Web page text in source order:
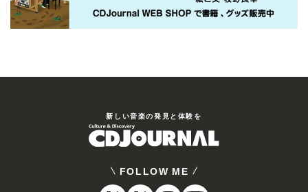
新しい⾳楽の発⾒と体験を
FOLLOW ME